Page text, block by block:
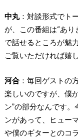
中丸：対談形式でト
が、この番組は“あ
で話せるところが魅
ご覧いただければ嬉
河合：毎回ゲストの
楽しいのですが、僕
ン”の部分なんです
ンがあって、ヒュー
や僕のギターとのコ